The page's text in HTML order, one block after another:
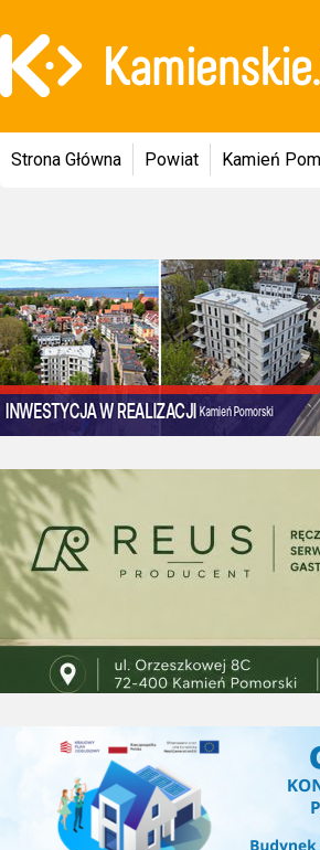
Strona Główna Powiat Kamień